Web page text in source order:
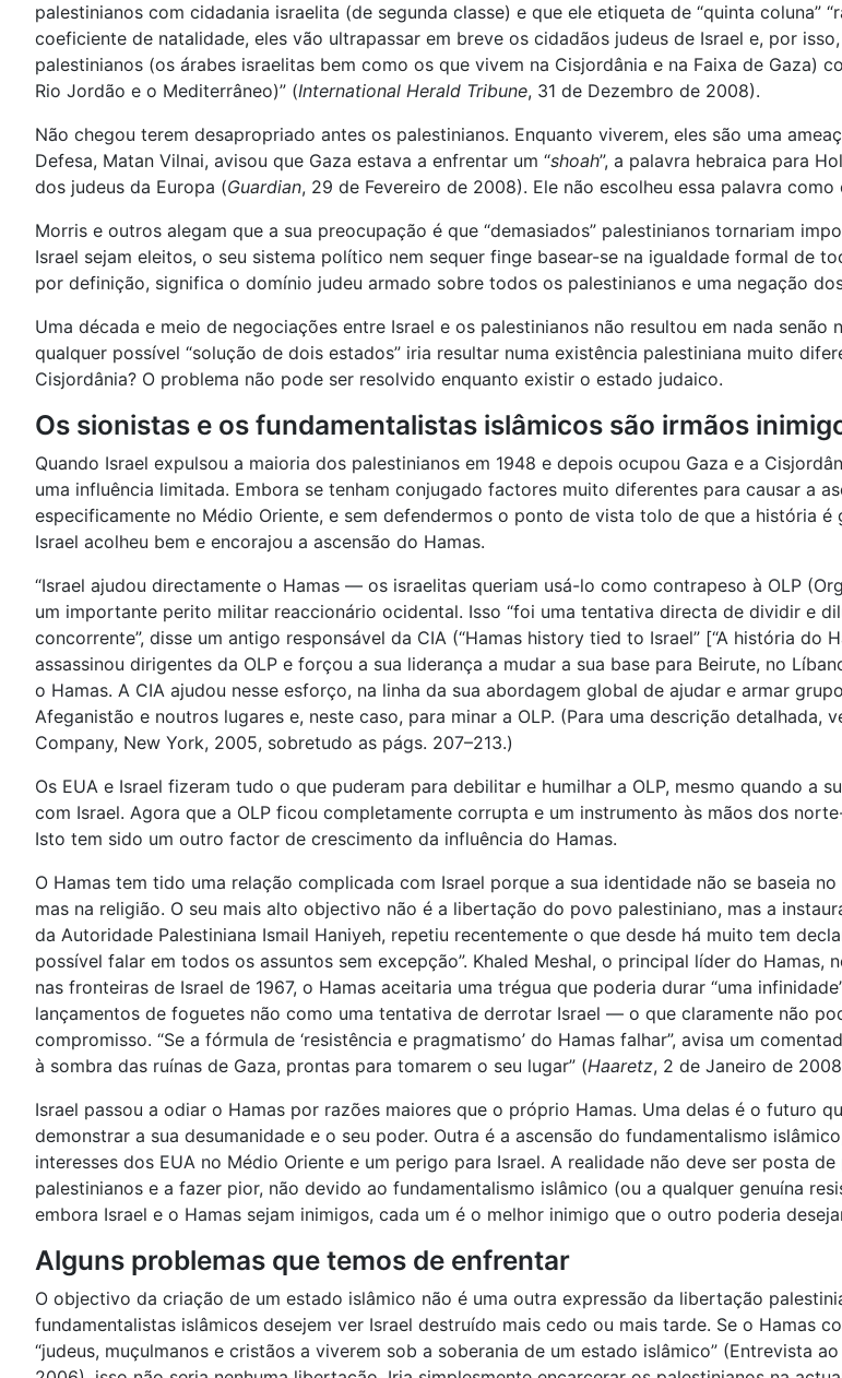
palestinianos com cidadania israelita (de segunda classe) e que ele etiqueta de “quinta coluna”
coeficiente de natalidade, eles vão ultrapassar em breve os cidadãos judeus de Israel e, por
palestinianos (os árabes israelitas bem como os que vivem na Cisjordânia e na Faixa de Gaza)
Rio Jordão e o Mediterrâneo)” (International Herald Tribune, 31 de Dezembro de 2008).
Não chegou terem desapropriado antes os palestinianos. Enquanto viverem, eles são uma
Defesa, Matan Vilnai, avisou que Gaza estava a enfrentar um “shoah”, a palavra hebraica para
dos judeus da Europa (Guardian, 29 de Fevereiro de 2008). Ele não escolheu essa palavra
Morris e outros alegam que a sua preocupação é que “demasiados” palestinianos tornariam
Israel sejam eleitos, o seu sistema político nem sequer finge basear-se na igualdade formal de
por definição, significa o domínio judeu armado sobre todos os palestinianos e uma negação
Uma década e meio de negociações entre Israel e os palestinianos não resultou em nada
qualquer possível “solução de dois estados” iria resultar numa existência palestiniana muito
Cisjordânia? O problema não pode ser resolvido enquanto existir o estado judaico.
Os sionistas e os fundamentalistas islâmicos são irmãos
Quando Israel expulsou a maioria dos palestinianos em 1948 e depois ocupou Gaza e a
uma influência limitada. Embora se tenham conjugado factores muito diferentes para causar a
especificamente no Médio Oriente, e sem defendermos o ponto de vista tolo de que a história
Israel acolheu bem e encorajou a ascensão do Hamas.
“Israel ajudou directamente o Hamas — os israelitas queriam usá-lo como contrapeso à OLP
um importante perito militar reaccionário ocidental. Isso “foi uma tentativa directa de dividir e
concorrente”, disse um antigo responsável da CIA (“Hamas history tied to Israel” [“A história do
assassinou dirigentes da OLP e forçou a sua liderança a mudar a sua base para Beirute, no
o Hamas. A CIA ajudou nesse esforço, na linha da sua abordagem global de ajudar e armar
Afeganistão e noutros lugares e, neste caso, para minar a OLP. (Para uma descrição detalhada,
Company, New York, 2005, sobretudo as págs. 207–213.)
Os EUA e Israel fizeram tudo o que puderam para debilitar e humilhar a OLP, mesmo quando a
com Israel. Agora que a OLP ficou completamente corrupta e um instrumento às mãos dos
Isto tem sido um outro factor de crescimento da influência do Hamas.
O Hamas tem tido uma relação complicada com Israel porque a sua identidade não se baseia
mas na religião. O seu mais alto objectivo não é a libertação do povo palestiniano, mas a
da Autoridade Palestiniana Ismail Haniyeh, repetiu recentemente o que desde há muito tem
possível falar em todos os assuntos sem excepção”. Khaled Meshal, o principal líder do
nas fronteiras de Israel de 1967, o Hamas aceitaria uma trégua que poderia durar “uma
lançamentos de foguetes não como uma tentativa de derrotar Israel — o que claramente não
compromisso. “Se a fórmula de ‘resistência e pragmatismo’ do Hamas falhar”, avisa um
à sombra das ruínas de Gaza, prontas para tomarem o seu lugar” (Haaretz, 2 de Janeiro de
Israel passou a odiar o Hamas por razões maiores que o próprio Hamas. Uma delas é o futuro
demonstrar a sua desumanidade e o seu poder. Outra é a ascensão do fundamentalismo
interesses dos EUA no Médio Oriente e um perigo para Israel. A realidade não deve ser posta
palestinianos e a fazer pior, não devido ao fundamentalismo islâmico (ou a qualquer genuína
embora Israel e o Hamas sejam inimigos, cada um é o melhor inimigo que o outro poderia
Alguns problemas que temos de enfrentar
O objectivo da criação de um estado islâmico não é uma outra expressão da libertação
fundamentalistas islâmicos desejem ver Israel destruído mais cedo ou mais tarde. Se o Hamas
“judeus, muçulmanos e cristãos a viverem sob a soberania de um estado islâmico” (Entrevista